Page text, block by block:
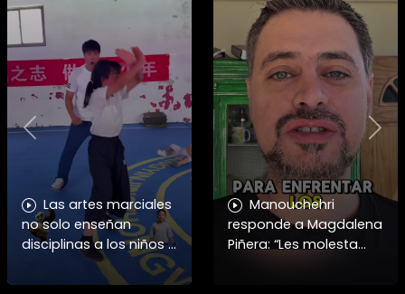
Las artes marciales
no solo enseñan
disciplinas a los niños y
niñas si no también ser
honorables #deporte
Manouchehri
responde a Magdalena
Piñera: “Les molesta
Previous